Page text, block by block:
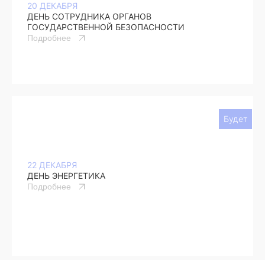
20 ДЕКАБРЯ
ДЕНЬ СОТРУДНИКА ОРГАНОВ
ГОСУДАРСТВЕННОЙ БЕЗОПАСНОСТИ
Подробнее
Будет
22 ДЕКАБРЯ
ДЕНЬ ЭНЕРГЕТИКА
Подробнее